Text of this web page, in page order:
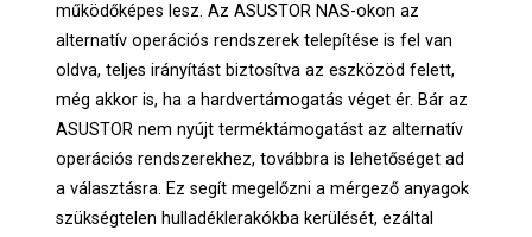
működőképes lesz. Az ASUSTOR NAS-okon az
alternatív operációs rendszerek telepítése is fel van
oldva, teljes irányítást biztosítva az eszközöd felett,
még akkor is, ha a hardvertámogatás véget ér. Bár az
ASUSTOR nem nyújt terméktámogatást az alternatív
operációs rendszerekhez, továbbra is lehetőséget ad
a választásra. Ez segít megelőzni a mérgező anyagok
szükségtelen hulladéklerakókba kerülését, ezáltal